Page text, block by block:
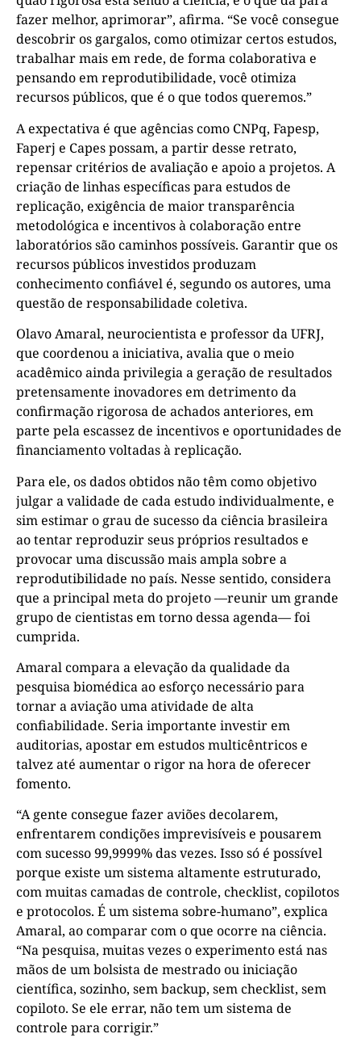
fazer melhor, aprimorar”, afirma. “Se você consegue
descobrir os gargalos, como otimizar certos estudos,
trabalhar mais em rede, de forma colaborativa e
pensando em reprodutibilidade, você otimiza
recursos públicos, que é o que todos queremos.”
A expectativa é que agências como CNPq, Fapesp,
Faperj e Capes possam, a partir desse retrato,
repensar critérios de avaliação e apoio a projetos. A
criação de linhas específicas para estudos de
replicação, exigência de maior transparência
metodológica e incentivos à colaboração entre
laboratórios são caminhos possíveis. Garantir que os
recursos públicos investidos produzam
conhecimento confiável é, segundo os autores, uma
questão de responsabilidade coletiva.
Olavo Amaral, neurocientista e professor da UFRJ,
que coordenou a iniciativa, avalia que o meio
acadêmico ainda privilegia a geração de resultados
pretensamente inovadores em detrimento da
confirmação rigorosa de achados anteriores, em
parte pela escassez de incentivos e oportunidades de
financiamento voltadas à replicação.
Para ele, os dados obtidos não têm como objetivo
julgar a validade de cada estudo individualmente, e
sim estimar o grau de sucesso da ciência brasileira
ao tentar reproduzir seus próprios resultados e
provocar uma discussão mais ampla sobre a
reprodutibilidade no país. Nesse sentido, considera
que a principal meta do projeto —reunir um grande
grupo de cientistas em torno dessa agenda— foi
cumprida.
Amaral compara a elevação da qualidade da
pesquisa biomédica ao esforço necessário para
tornar a aviação uma atividade de alta
confiabilidade. Seria importante investir em
auditorias, apostar em estudos multicêntricos e
talvez até aumentar o rigor na hora de oferecer
fomento.
“A gente consegue fazer aviões decolarem,
enfrentarem condições imprevisíveis e pousarem
com sucesso 99,9999% das vezes. Isso só é possível
porque existe um sistema altamente estruturado,
com muitas camadas de controle, checklist, copilotos
e protocolos. É um sistema sobre-humano”, explica
Amaral, ao comparar com o que ocorre na ciência.
“Na pesquisa, muitas vezes o experimento está nas
mãos de um bolsista de mestrado ou iniciação
científica, sozinho, sem backup, sem checklist, sem
copiloto. Se ele errar, não tem um sistema de
controle para corrigir.”